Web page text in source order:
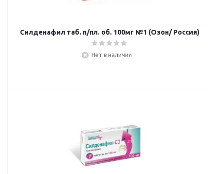
Силденафил таб. п/пл. об. 100мг №1 (Озон/ Россия)
Нет в наличии